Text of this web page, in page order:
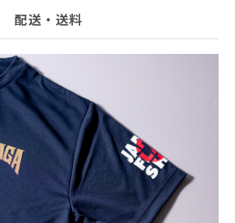
配送・送料